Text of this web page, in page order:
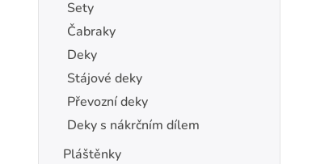
Sety
Čabraky
Deky
Stájové deky
Převozní deky
Deky s nákrčním dílem
Pláštěnky